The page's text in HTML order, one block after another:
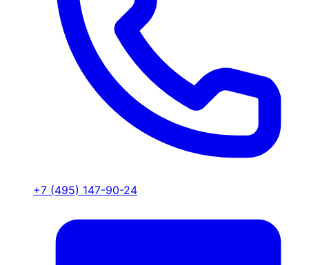
+7 (495) 147-90-24